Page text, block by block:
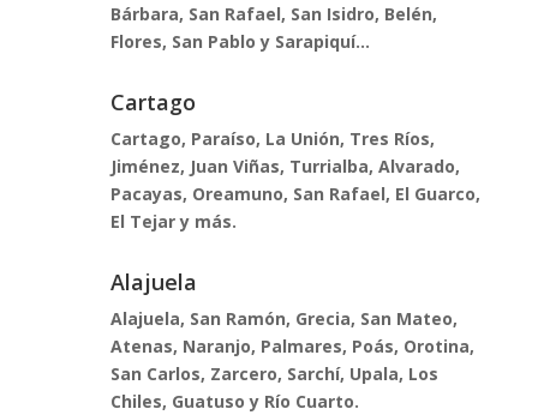
Bárbara, San Rafael, San Isidro, Belén,
Flores, San Pablo y Sarapiquí...
Cartago
Cartago, Paraíso, La Unión, Tres Ríos,
Jiménez, Juan Viñas, Turrialba, Alvarado,
Pacayas, Oreamuno, San Rafael, El Guarco,
El Tejar y más.
Alajuela
Alajuela, San Ramón, Grecia, San Mateo,
Atenas, Naranjo, Palmares, Poás, Orotina,
San Carlos, Zarcero, Sarchí, Upala, Los
Chiles, Guatuso y Río Cuarto.